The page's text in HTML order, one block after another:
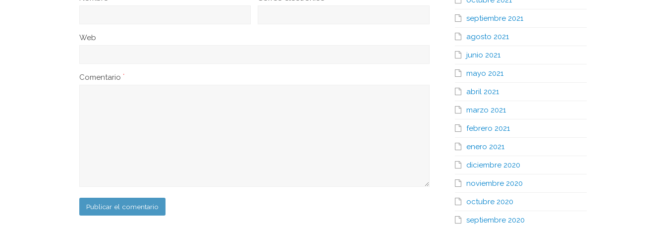
Web
Comentario *
septiembre 2021
agosto 2021
junio 2021
mayo 2021
abril 2021
marzo 2021
febrero 2021
enero 2021
diciembre 2020
noviembre 2020
octubre 2020
septiembre 2020